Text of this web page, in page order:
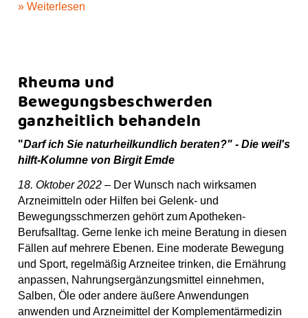
» Weiterlesen
Rheuma und
Bewegungsbeschwerden
ganzheitlich behandeln
"Darf ich Sie naturheilkundlich beraten?" - Die weil's
hilft-Kolumne von Birgit Emde
18. Oktober 2022 – Der Wunsch nach wirksamen
Arzneimitteln oder Hilfen bei Gelenk- und
Bewegungsschmerzen gehört zum Apotheken-
Berufsalltag. Gerne lenke ich meine Beratung in diesen
Fällen auf mehrere Ebenen. Eine moderate Bewegung
und Sport, regelmäßig Arzneitee trinken, die Ernährung
anpassen, Nahrungsergänzungsmittel einnehmen,
Salben, Öle oder andere äußere Anwendungen
anwenden und Arzneimittel der Komplementärmedizin